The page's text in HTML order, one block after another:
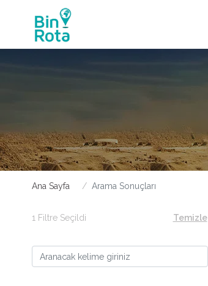
Ana Sayfa Arama Sonuçları
1 Filtre Seçildi Temizle